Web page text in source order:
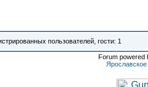
пользователей, гости: 1
Forum powered